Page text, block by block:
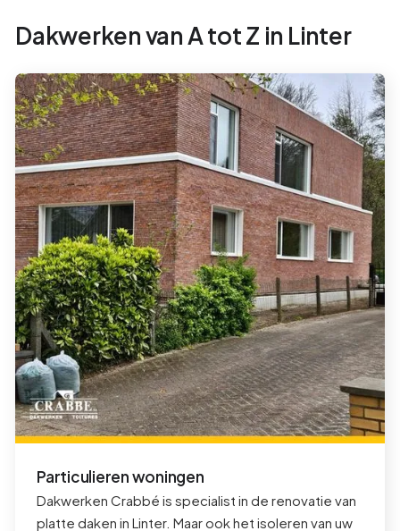
Dakwerken van A tot Z in Linter
Particulieren woningen
Dakwerken Crabbé is specialist in de renovatie van
platte daken in Linter. Maar ook het isoleren van uw